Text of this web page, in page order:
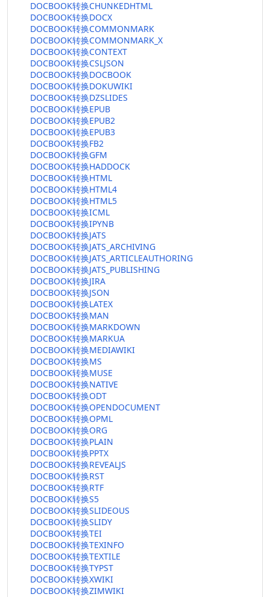
DOCBOOK转换CHUNKEDHTML
DOCBOOK转换DOCX
DOCBOOK转换COMMONMARK
DOCBOOK转换COMMONMARK_X
DOCBOOK转换CONTEXT
DOCBOOK转换CSLJSON
DOCBOOK转换DOCBOOK
DOCBOOK转换DOKUWIKI
DOCBOOK转换DZSLIDES
DOCBOOK转换EPUB
DOCBOOK转换EPUB2
DOCBOOK转换EPUB3
DOCBOOK转换FB2
DOCBOOK转换GFM
DOCBOOK转换HADDOCK
DOCBOOK转换HTML
DOCBOOK转换HTML4
DOCBOOK转换HTML5
DOCBOOK转换ICML
DOCBOOK转换IPYNB
DOCBOOK转换JATS
DOCBOOK转换JATS_ARCHIVING
DOCBOOK转换JATS_ARTICLEAUTHORING
DOCBOOK转换JATS_PUBLISHING
DOCBOOK转换JIRA
DOCBOOK转换JSON
DOCBOOK转换LATEX
DOCBOOK转换MAN
DOCBOOK转换MARKDOWN
DOCBOOK转换MARKUA
DOCBOOK转换MEDIAWIKI
DOCBOOK转换MS
DOCBOOK转换MUSE
DOCBOOK转换NATIVE
DOCBOOK转换ODT
DOCBOOK转换OPENDOCUMENT
DOCBOOK转换OPML
DOCBOOK转换ORG
DOCBOOK转换PLAIN
DOCBOOK转换PPTX
DOCBOOK转换REVEALJS
DOCBOOK转换RST
DOCBOOK转换RTF
DOCBOOK转换S5
DOCBOOK转换SLIDEOUS
DOCBOOK转换SLIDY
DOCBOOK转换TEI
DOCBOOK转换TEXINFO
DOCBOOK转换TEXTILE
DOCBOOK转换TYPST
DOCBOOK转换XWIKI
DOCBOOK转换ZIMWIKI